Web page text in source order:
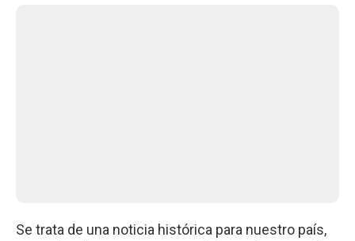
Se trata de una noticia histórica para nuestro país,